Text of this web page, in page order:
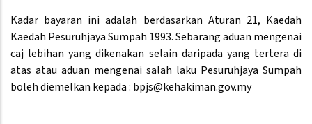
Kadar bayaran ini adalah berdasarkan Aturan 21, Kaedah
Kaedah Pesuruhjaya Sumpah 1993. Sebarang aduan mengenai
caj lebihan yang dikenakan selain daripada yang tertera di
atas atau aduan mengenai salah laku Pesuruhjaya Sumpah
boleh diemelkan kepada : bpjs@kehakiman.gov.my